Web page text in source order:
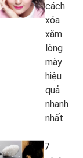
cách
xóa
xăm
lông
mày
hiệu
quả
nhanh
nhất
7